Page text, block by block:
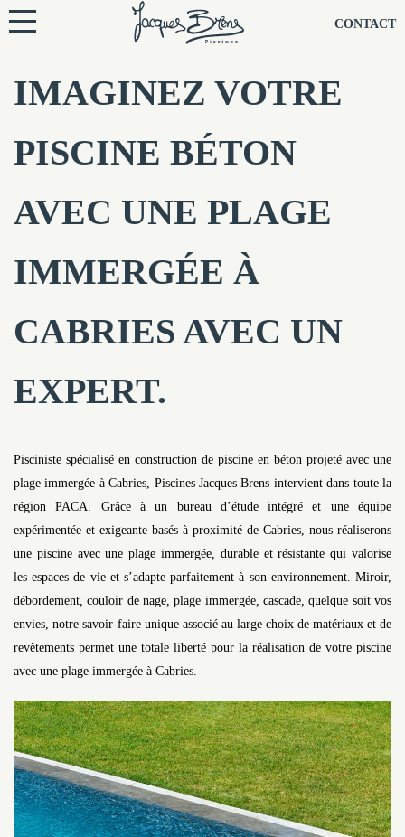
CONTACT
IMAGINEZ VOTRE
PISCINE BÉTON
AVEC UNE PLAGE
IMMERGÉE À
CABRIES AVEC UN
EXPERT.
Pisciniste spécialisé en construction de piscine en béton projeté avec une
plage immergée à Cabries, Piscines Jacques Brens intervient dans toute la
région PACA. Grâce à un bureau d’étude intégré et une équipe
expérimentée et exigeante basés à proximité de Cabries, nous réaliserons
une piscine avec une plage immergée, durable et résistante qui valorise
les espaces de vie et s’adapte parfaitement à son environnement. Miroir,
débordement, couloir de nage, plage immergée, cascade, quelque soit vos
envies, notre savoir-faire unique associé au large choix de matériaux et de
revêtements permet une totale liberté pour la réalisation de votre piscine
avec une plage immergée à Cabries.
NOS PISCINES
NOTRE TECHNIQUE
NOS CONSEILS
NOS AGENCES
CONTACTEZ-NOUS